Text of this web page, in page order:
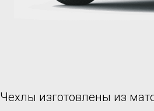
Чехлы изготовлены из